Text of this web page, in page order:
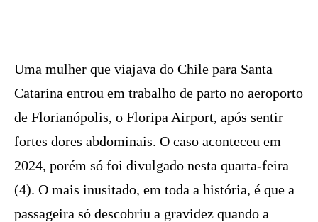
Uma mulher que viajava do Chile para Santa
Catarina entrou em trabalho de parto no aeroporto
de Florianópolis, o Floripa Airport, após sentir
fortes dores abdominais. O caso aconteceu em
2024, porém só foi divulgado nesta quarta-feira
(4). O mais inusitado, em toda a história, é que a
passageira só descobriu a gravidez quando a